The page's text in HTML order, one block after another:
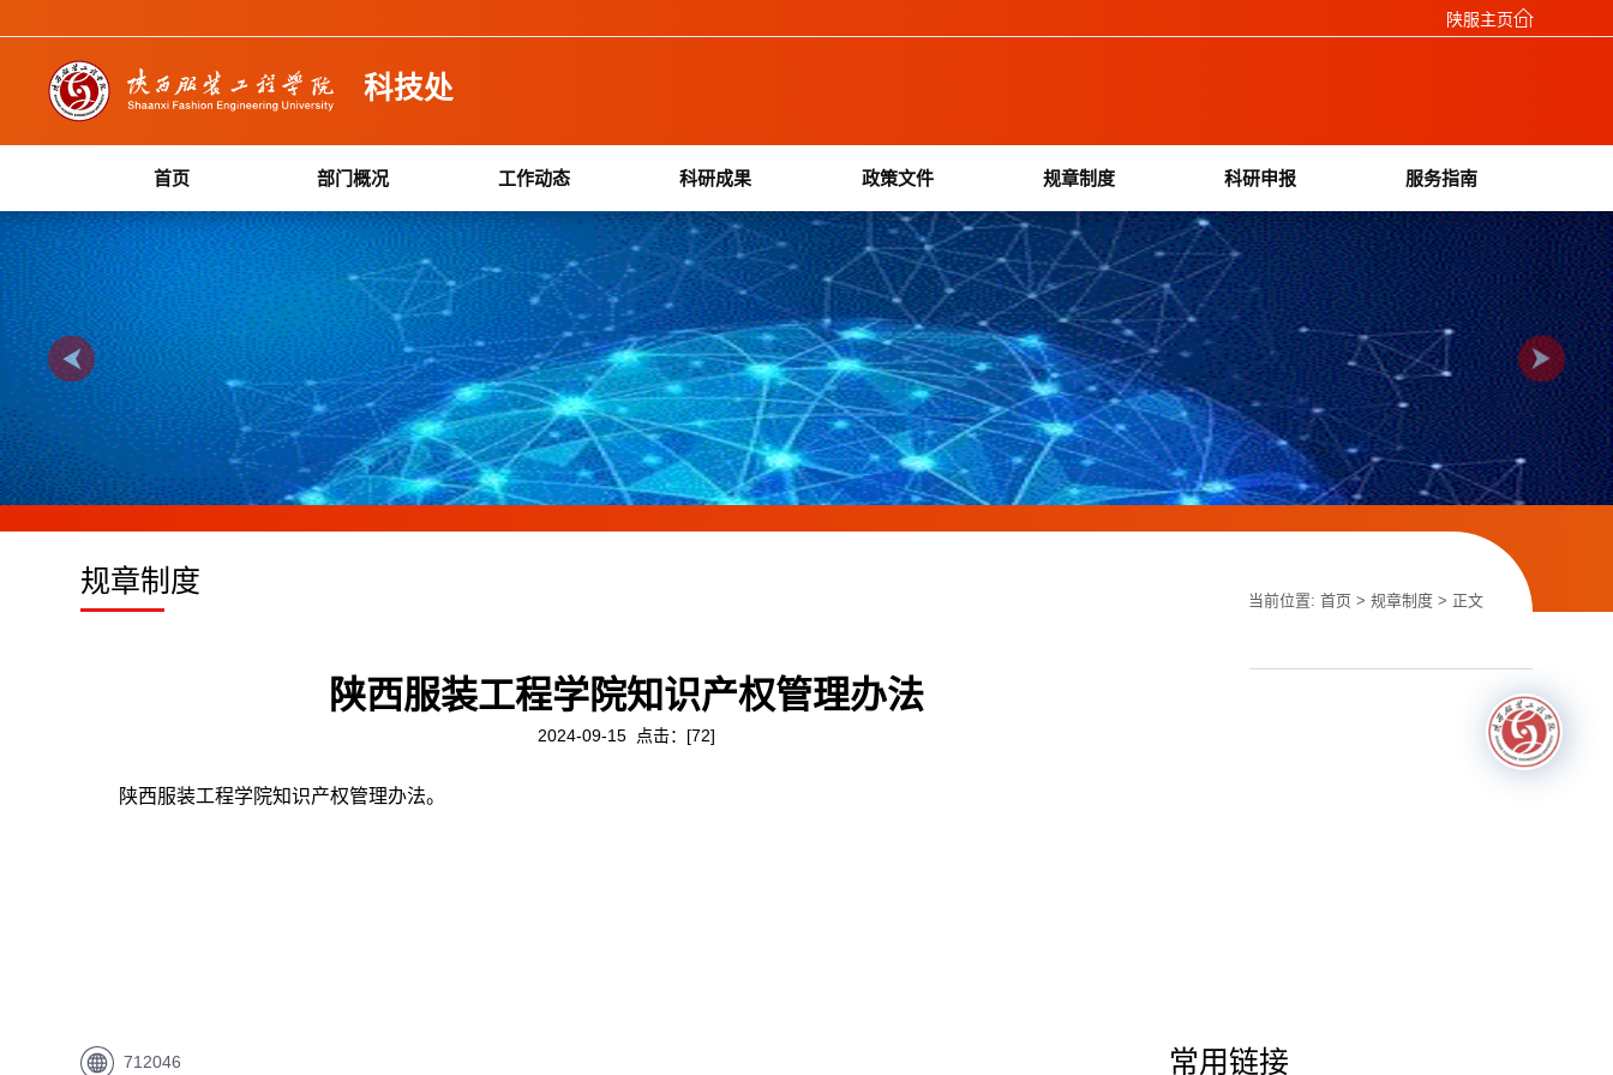
陕服主页
科技处
首页 部门概况 工作动态 科研成果 政策文件 规章制度 科研申报 服务指南
规章制度
当前位置:首页 >规章制度 > 正文
陕西服装工程学院知识产权管理办法
2024-09-15 点击：[72]
陕西服装工程学院知识产权管理办法。
712046 常用链接